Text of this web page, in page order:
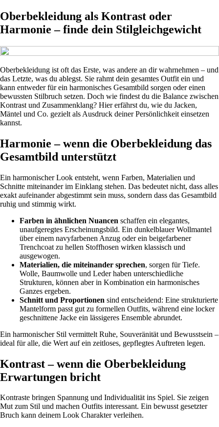
Oberbekleidung als Kontrast oder
Harmonie – finde dein Stilgleichgewicht
Oberbekleidung ist oft das Erste, was andere an dir wahrnehmen – und
das Letzte, was du ablegst. Sie rahmt dein gesamtes Outfit ein und
kann entweder für ein harmonisches Gesamtbild sorgen oder einen
bewussten Stilbruch setzen. Doch wie findest du die Balance zwischen
Kontrast und Zusammenklang? Hier erfährst du, wie du Jacken,
Mäntel und Co. gezielt als Ausdruck deiner Persönlichkeit einsetzen
kannst.
Harmonie – wenn die Oberbekleidung das
Gesamtbild unterstützt
Ein harmonischer Look entsteht, wenn Farben, Materialien und
Schnitte miteinander im Einklang stehen. Das bedeutet nicht, dass alles
exakt aufeinander abgestimmt sein muss, sondern dass das Gesamtbild
ruhig und stimmig wirkt.
Farben in ähnlichen Nuancen schaffen ein elegantes,
unaufgeregtes Erscheinungsbild. Ein dunkelblauer Wollmantel
über einem navyfarbenen Anzug oder ein beigefarbener
Trenchcoat zu hellen Stoffhosen wirken klassisch und
ausgewogen.
Materialien, die miteinander sprechen, sorgen für Tiefe.
Wolle, Baumwolle und Leder haben unterschiedliche
Strukturen, können aber in Kombination ein harmonisches
Ganzes ergeben.
Schnitt und Proportionen sind entscheidend: Eine strukturierte
Mantelform passt gut zu formellen Outfits, während eine locker
geschnittene Jacke ein lässigeres Ensemble abrundet.
Ein harmonischer Stil vermittelt Ruhe, Souveränität und Bewusstsein –
ideal für alle, die Wert auf ein zeitloses, gepflegtes Auftreten legen.
Kontrast – wenn die Oberbekleidung
Erwartungen bricht
Kontraste bringen Spannung und Individualität ins Spiel. Sie zeigen
Mut zum Stil und machen Outfits interessant. Ein bewusst gesetzter
Bruch kann deinem Look Charakter verleihen.